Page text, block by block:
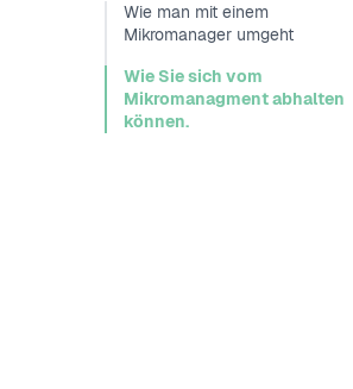
Wie man mit einem
Mikromanager umgeht
Wie Sie sich vom
Mikromanagment abhalten
können.